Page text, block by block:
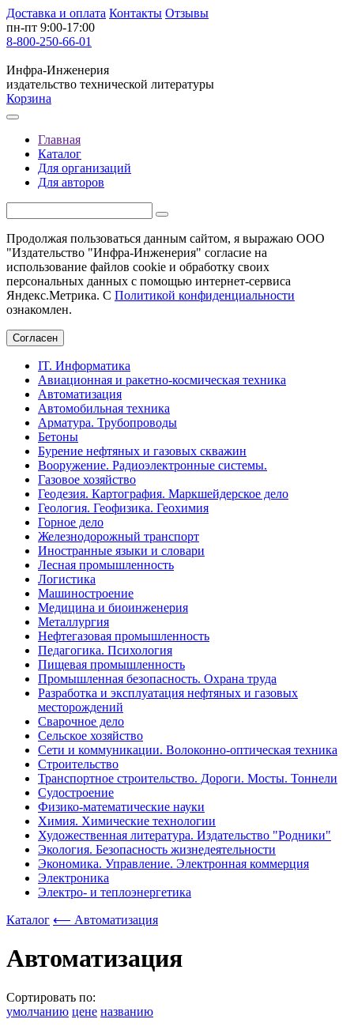
Доставка и оплата Контакты Отзывы
пн-пт 9:00-17:00
8-800-250-66-01
Инфра-Инженерия
издательство технической литературы
Корзина
Главная
Каталог
Для организаций
Для авторов
Продолжая пользоваться данным сайтом, я выражаю ООО
"Издательство "Инфра-Инженерия" согласие на
использование файлов cookie и обработку своих
персональных данных с помощью интернет-сервиса
Яндекс.Метрика. С Политикой конфиденциальности
ознакомлен.
Согласен
IT. Информатика
Авиационная и ракетно-космическая техника
Автоматизация
Автомобильная техника
Арматура. Трубопроводы
Бетоны
Бурение нефтяных и газовых скважин
Вооружение. Радиоэлектронные системы.
Газовое хозяйство
Геодезия. Картография. Маркшейдерское дело
Геология. Геофизика. Геохимия
Горное дело
Железнодорожный транспорт
Иностранные языки и словари
Лесная промышленность
Логистика
Машиностроение
Медицина и биоинженерия
Металлургия
Нефтегазовая промышленность
Педагогика. Психология
Пищевая промышленность
Промышленная безопасность. Охрана труда
Разработка и эксплуатация нефтяных и газовых
месторождений
Сварочное дело
Сельское хозяйство
Сети и коммуникации. Волоконно-оптическая техника
Строительство
Транспортное строительство. Дороги. Мосты. Тоннели
Судостроение
Физико-математические науки
Химия. Химические технологии
Художественная литература. Издательство "Родники"
Экология. Безопасность жизнедеятельности
Экономика. Управление. Электронная коммерция
Электроника
Электро- и теплоэнергетика
Каталог ⟵ Автоматизация
Автоматизация
Сортировать по:
умолчанию цене названию